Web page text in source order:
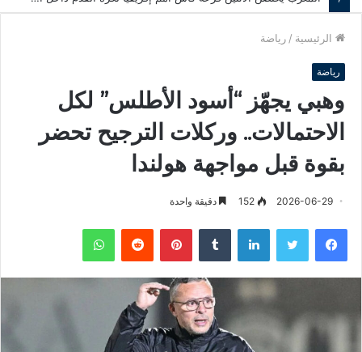
الرئيسية / رياضة
رياضة
وهبي يجهّز “أسود الأطلس” لكل
الاحتمالات.. وركلات الترجيح تحضر
بقوة قبل مواجهة هولندا
2026-06-29
152 دقيقة واحدة
فيسبوك لينكدإن بينتيريست